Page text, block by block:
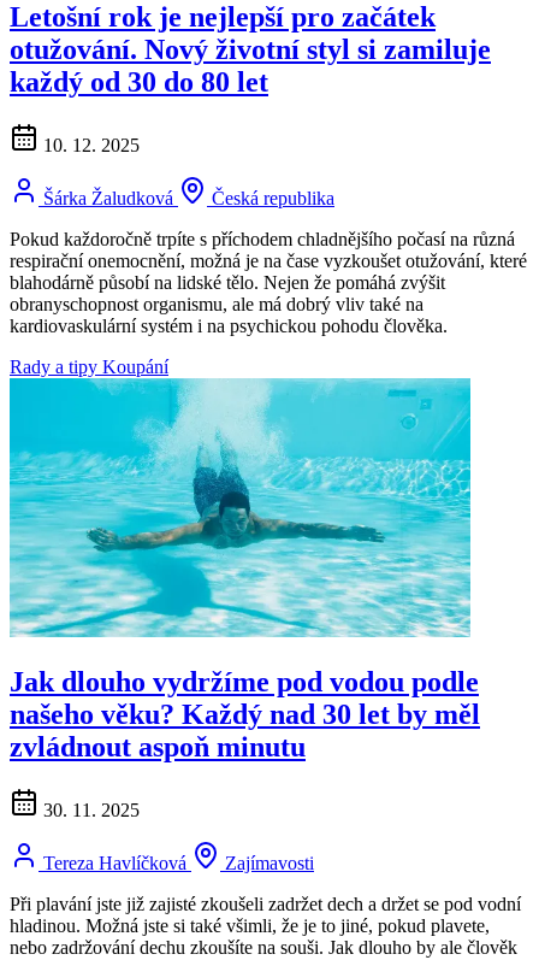
Letošní rok je nejlepší pro začátek
otužování. Nový životní styl si zamiluje
každý od 30 do 80 let
10. 12. 2025
Šárka Žaludková
Česká republika
Pokud každoročně trpíte s příchodem chladnějšího počasí na různá
respirační onemocnění, možná je na čase vyzkoušet otužování, které
blahodárně působí na lidské tělo. Nejen že pomáhá zvýšit
obranyschopnost organismu, ale má dobrý vliv také na
kardiovaskulární systém i na psychickou pohodu člověka.
Rady a tipy Koupání
Jak dlouho vydržíme pod vodou podle
našeho věku? Každý nad 30 let by měl
zvládnout aspoň minutu
30. 11. 2025
Tereza Havlíčková
Zajímavosti
Při plavání jste již zajisté zkoušeli zadržet dech a držet se pod vodní
hladinou. Možná jste si také všimli, že je to jiné, pokud plavete,
nebo zadržování dechu zkoušíte na souši. Jak dlouho by ale člověk